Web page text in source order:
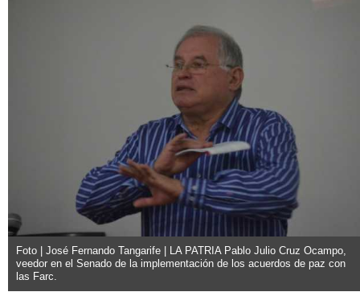
Foto | José Fernando Tangarife | LA PATRIA Pablo Julio Cruz Ocampo,
veedor en el Senado de la implementación de los acuerdos de paz con
las Farc.